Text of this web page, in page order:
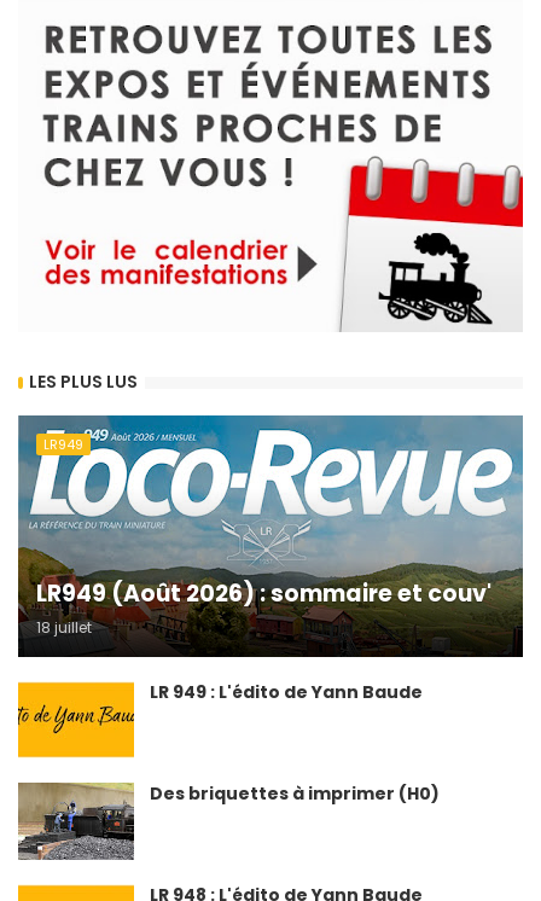
LES PLUS LUS
LR949
LR949 (Août 2026) : sommaire et couv'
18 juillet
LR 949 : L'édito de Yann Baude
Des briquettes à imprimer (H0)
LR 948 : L'édito de Yann Baude